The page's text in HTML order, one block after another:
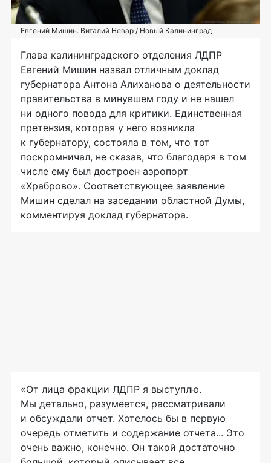
Евгений Мишин. Виталий Невар / Новый Калининград
Глава калининградского отделения ЛДПР
Евгений Мишин назвал отличным доклад
губернатора Антона Алиханова о деятельности
правительства в минувшем году и не нашел
ни одного повода для критики. Единственная
претензия, которая у него возникла
к губернатору, состояла в том, что тот
поскромничал, не сказав, что благодаря в том
числе ему был достроен аэропорт
«Храброво». Соответствующее заявление
Мишин сделал на заседании областной Думы,
комментируя доклад губернатора.
«От лица фракции ЛДПР я выступлю.
Мы детально, разумеется, рассматривали
и обсуждали отчет. Хотелось бы в первую
очередь отметить и содержание отчета... Это
очень важно, конечно. Он такой достаточно